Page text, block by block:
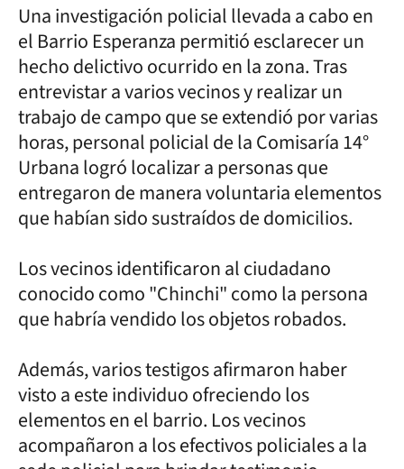
Una investigación policial llevada a cabo en
el Barrio Esperanza permitió esclarecer un
hecho delictivo ocurrido en la zona. Tras
entrevistar a varios vecinos y realizar un
trabajo de campo que se extendió por varias
horas, personal policial de la Comisaría 14°
Urbana logró localizar a personas que
entregaron de manera voluntaria elementos
que habían sido sustraídos de domicilios.
Los vecinos identificaron al ciudadano
conocido como "Chinchi" como la persona
que habría vendido los objetos robados.
Además, varios testigos afirmaron haber
visto a este individuo ofreciendo los
elementos en el barrio. Los vecinos
acompañaron a los efectivos policiales a la